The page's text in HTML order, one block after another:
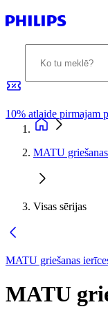
10% atlaide pirmajam
MATU
Visas sērijas
MATU griešanas
MATU